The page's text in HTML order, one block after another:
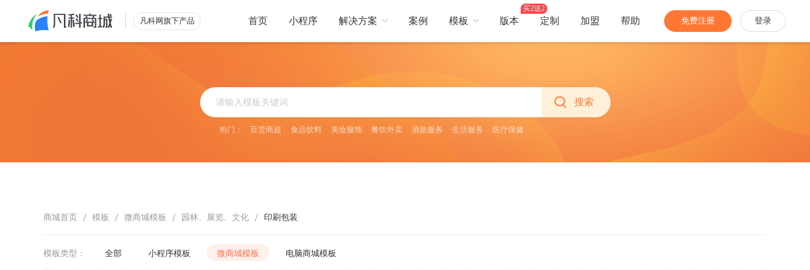
凡科网旗下产品 首页 小程序 解决方案
搭建自有平台，提供更好服务体验
满足酒店、门票预订等多场景需求
开启社区消费新模式
案例 模板
生鲜蔬果
日用百货
手机数码
医药保健
版本
买2送2
定制 加盟 帮助 免费注册 登录
搜索
热门： 百货商超 食品饮料 美妆服饰 餐饮外卖 酒旅服务 生活服务 医疗保健
商城首页 / 模板 / 微商城模板 / 园林、展览、文化 / 印刷包装
模板类型： 全部 小程序模板 微商城模板 电脑商城模板